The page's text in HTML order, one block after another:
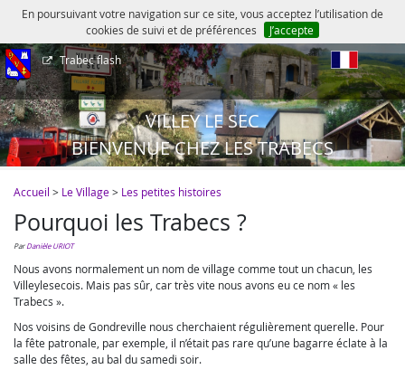
En poursuivant votre navigation sur ce site, vous acceptez l’utilisation de
cookies de suivi et de préférences
J’accepte
Trabec flash
VILLEY LE SEC
BIENVENUE CHEZ LES TRABECS
Accueil > Le Village> Les petites histoires
Pourquoi les Trabecs ?
parDanièle URIOT
Nous avons normalement un nom de village comme tout un chacun, les
Villeylesecois. Mais pas sûr, car très vite nous avons eu ce nom « les
Trabecs ».
Nos voisins de Gondreville nous cherchaient régulièrement querelle. Pour
la fête patronale, par exemple, il n’était pas rare qu’une bagarre éclate à la
salle des fêtes, au bal du samedi soir.